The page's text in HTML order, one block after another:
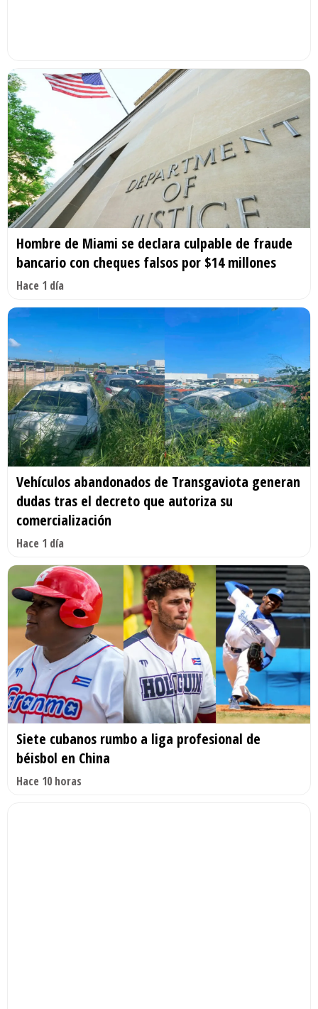
Hombre de Miami se declara culpable de fraude
bancario con cheques falsos por $14 millones
Hace 1 día
Vehículos abandonados de Transgaviota generan
dudas tras el decreto que autoriza su
comercialización
Hace 1 día
Siete cubanos rumbo a liga profesional de
béisbol en China
Hace 10 horas